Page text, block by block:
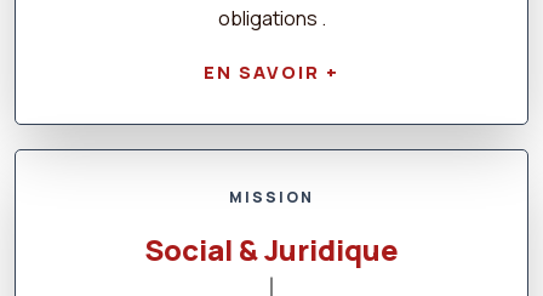
obligations .
EN SAVOIR +
MISSION
Social & Juridique